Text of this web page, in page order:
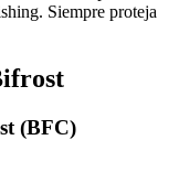
Siempre proteja
(BFC)